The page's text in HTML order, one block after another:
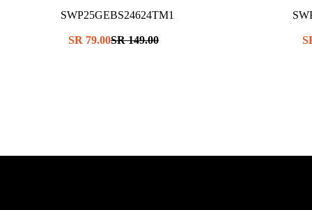
SWP25GEBS24624TM1
سعر
149.00 SR
سعر
79.00 SR